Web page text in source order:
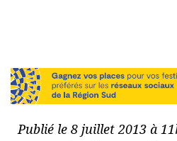
Publié le 8 juillet 2013 à